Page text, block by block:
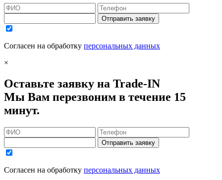
Отправить заявку
Согласен на обработку персональных данных
×
Оставьте заявку на Trade-IN
Мы Вам перезвоним в течение 15
минут.
Отправить заявку
Согласен на обработку персональных данных